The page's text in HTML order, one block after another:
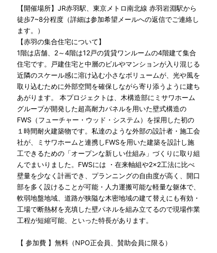
【開催場所】JR赤羽駅、東京メトロ南北線 赤羽岩淵駅から
徒歩7~8分程度（詳細は参加希望メールへの返信でご連絡し
ます。）
【赤羽の集合住宅について】
1階は店舗、2～4階は12戸の賃貸ワンルームの4階建て集合
住宅です。戸建住宅と中層のビルやマンションが入り混じる
近隣のスケール感に溶け込む小さなボリュームが、光や風を
取り込むために外部空間を確保しながら寄り添うように建ち
あがります。 本プロジェクトは、木構造部にミサワホーム
グループが開発した超高耐力パネルを用いた壁式構造の
FWS（フューチャー・ウッド・システム）を採用した初の
１時間耐火建築物です。私達のような外部の設計者・施工会
社が、ミサワホームと連携しFWSを用いた建築を設計し施
工できるための「オープンな新しい仕組み」づくりに取り組
んでまいりました。FWSには ・在来軸組や2×2工法に比べ
壁量を少なく計画でき、プランニングの自由度が高く、開口
部を多く設けることが可能・人力運搬可能な軽量な躯体で、
軟弱地盤地域、道路が狭隘な木密地域の建て替えにも有効・
工場で断熱材を充填した壁パネルを組み立てるので現場作業
工程が短縮可能、といった特長があります。
【 参加費 】無料（NPO正会員、賛助会員に限る）